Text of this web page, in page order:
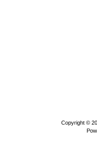
Copyright ©